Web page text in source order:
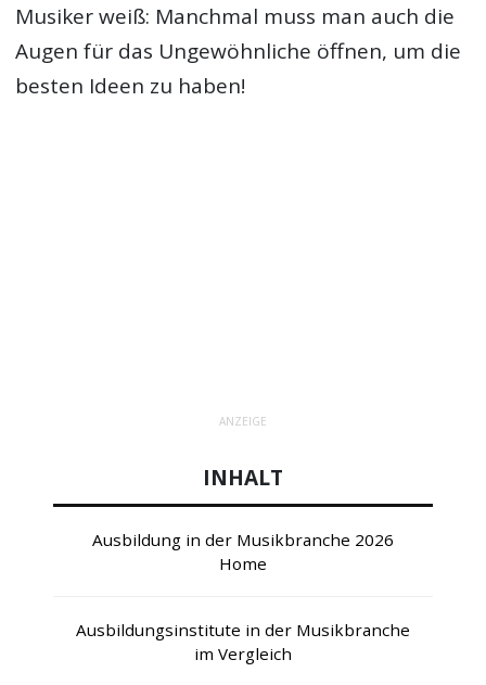
Musiker weiß: Manchmal muss man auch die
Augen für das Ungewöhnliche öffnen, um die
besten Ideen zu haben!
ANZEIGE
INHALT
Ausbildung in der Musikbranche 2026
Home
Ausbildungsinstitute in der Musikbranche
im Vergleich